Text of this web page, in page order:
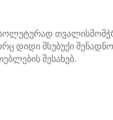
დიდი მსუბუქი
შესახებ.